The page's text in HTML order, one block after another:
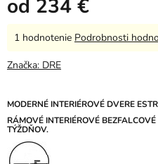
od 234 €
MODERNÉ INTERIÉROVÉ DVERE
RÁMOVÉ INTERIÉROVÉ
TÝŽDŇOV.
Priemerné
produktu
z
5
hviezdičiek.
1 hodnotenie Podrobnosti
Značka: DRE